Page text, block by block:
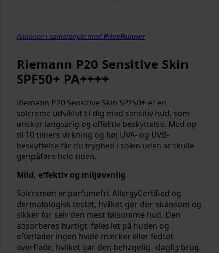
Annonce i samarbejde med PriceRunner
Riemann P20 Sensitive Skin
SPF50+ PA++++
Riemann P20 Sensitive Skin SPF50+ er en
solcreme udviklet til dig med sensitiv hud, som
ønsker langvarig og effektiv beskyttelse. Med op
til 10 timers virkning og høj UVA- og UVB-
beskyttelse får du tryghed i solen uden at skulle
genpåføre hele tiden.
Mild, effektiv og miljøvenlig
Solcremen er parfumefri, AllergyCertified og
dermatologisk testet, hvilket gør den skånsom og
sikker for selv den mest følsomme hud. Den
absorberes hurtigt, føles let på huden og
efterlader ingen hvide mærker eller fedtet
overflade, hvilket gør den behagelig i daglig brug.